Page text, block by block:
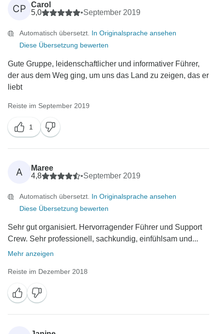
CP
Carol
5,0
•September 2019
Automatisch übersetzt. In Originalsprache ansehen
Diese Übersetzung bewerten
Gute Gruppe, leidenschaftlicher und informativer Führer,
der aus dem Weg ging, um uns das Land zu zeigen, das er
liebt
Reiste im September 2019
1
A
Maree
4,8
•September 2019
Automatisch übersetzt. In Originalsprache ansehen
Diese Übersetzung bewerten
Sehr gut organisiert. Hervorragender Führer und Support
Crew. Sehr professionell, sachkundig, einfühlsam und...
Mehr anzeigen
Reiste im Dezember 2018